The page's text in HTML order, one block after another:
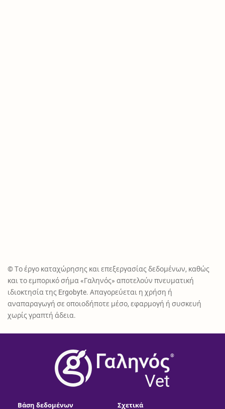
© Το έργο καταχώρησης και επεξεργασίας δεδομένων, καθώς
και το εμπορικό σήμα «Γαληνός» αποτελούν πνευματική
ιδιοκτησία της Ergobyte. Απαγορεύεται η χρήση ή
αναπαραγωγή σε οποιοδήποτε μέσο, εφαρμογή ή συσκευή
χωρίς γραπτή άδεια.
®
Vet
Βάση δεδομένων Σχετικά